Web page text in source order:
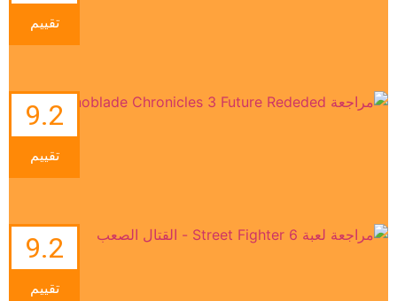
تقييم
9.2
تقييم
9.2
تقييم